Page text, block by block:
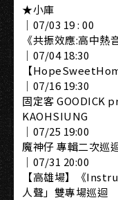
★小庫
｜07/03 19 : 00
《共振效應:高中熱
｜07/04 18:30
【
｜07/16 19:30
固定客 GOODICK
KAOHSIUNG
｜07/25 19:00
魔神仔 專輯二次巡
｜07/31 20:00
【高雄場】《
人聲」雙專場巡迴